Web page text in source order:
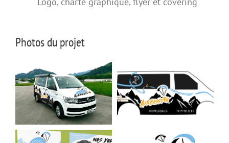
Photos du projet